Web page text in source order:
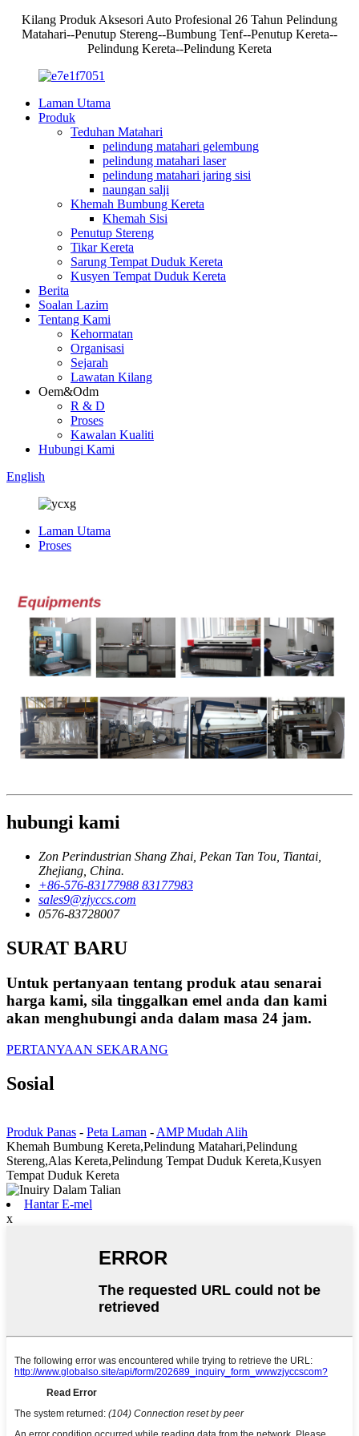
Kilang Produk Aksesori Auto Profesional 26 Tahun Pelindung
Matahari--Penutup Stereng--Bumbung Tenf--Penutup Kereta--
Pelindung Kereta--Pelindung Kereta
Laman Utama
Produk
Teduhan Matahari
pelindung matahari gelembung
pelindung matahari laser
pelindung matahari jaring sisi
naungan salji
Khemah Bumbung Kereta
Khemah Sisi
Penutup Stereng
Tikar Kereta
Sarung Tempat Duduk Kereta
Kusyen Tempat Duduk Kereta
Berita
Soalan Lazim
Tentang Kami
Kehormatan
Organisasi
Sejarah
Lawatan Kilang
Oem&Odm
R & D
Proses
Kawalan Kualiti
Hubungi Kami
English
Laman Utama
Proses
hubungi kami
Zon Perindustrian Shang Zhai, Pekan Tan Tou, Tiantai,
Zhejiang, China.
+86-576-83177988 83177983
sales9@zjyccs.com
0576-83728007
SURAT BARU
Untuk pertanyaan tentang produk atau senarai
harga kami, sila tinggalkan emel anda dan kami
akan menghubungi anda dalam masa 24 jam.
PERTANYAAN SEKARANG
Sosial
Produk Panas - Peta Laman - AMP Mudah Alih
Khemah Bumbung Kereta,Pelindung Matahari,Pelindung
Stereng,Alas Kereta,Pelindung Tempat Duduk Kereta,Kusyen
Tempat Duduk Kereta
Hantar E-mel
x